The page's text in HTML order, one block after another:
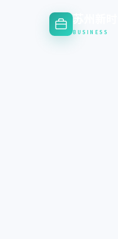
苏州新时
BUSINESS